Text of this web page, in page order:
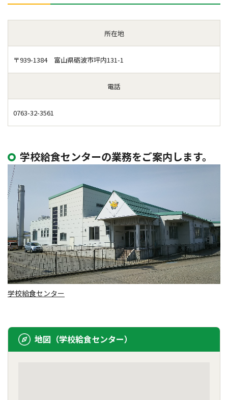
所在地
〒939-1384 富山県砺波市坪内131-1
電話
0763-32-3561
学校給食センターの業務をご案内します。
学校給食センター
地図（学校給食センター）